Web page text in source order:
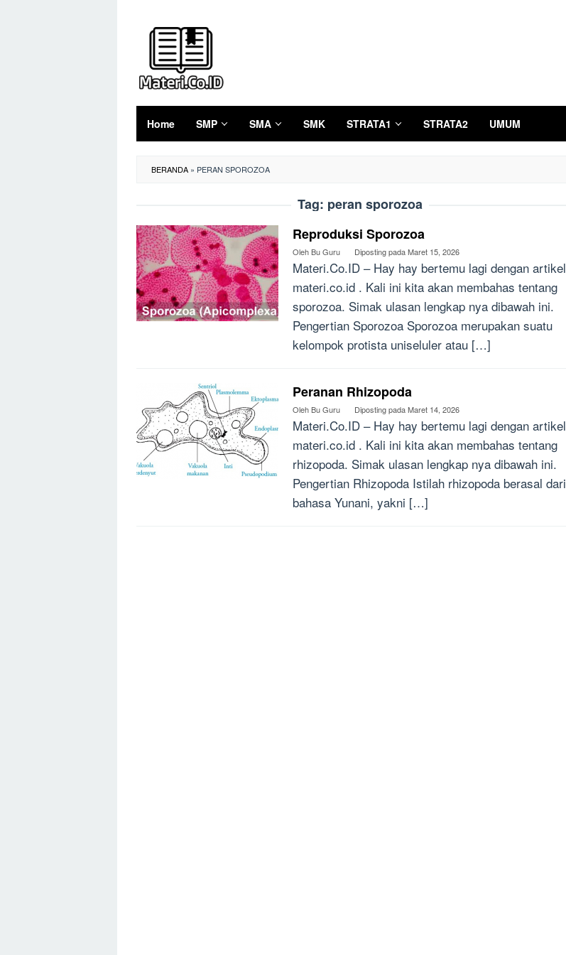
Home SMP SMA SMK STRATA1 STRATA2 UMUM
BERANDA » PERAN SPOROZOA
Tag: peran sporozoa
Reproduksi Sporozoa
Oleh Bu Guru Diposting padaMaret 15, 2026
Materi.Co.ID – Hay hay bertemu lagi dengan artikel
materi.co.id . Kali ini kita akan membahas tentang
sporozoa. Simak ulasan lengkap nya dibawah ini.
Pengertian Sporozoa Sporozoa merupakan suatu
kelompok protista uniseluler atau […]
Peranan Rhizopoda
Oleh Bu Guru Diposting padaMaret 14, 2026
Materi.Co.ID – Hay hay bertemu lagi dengan artikel
materi.co.id . Kali ini kita akan membahas tentang
rhizopoda. Simak ulasan lengkap nya dibawah ini.
Pengertian Rhizopoda Istilah rhizopoda berasal dari
bahasa Yunani, yakni […]